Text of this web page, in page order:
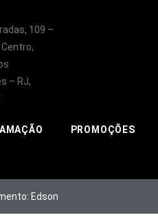
109 –
– RJ,
PROMOÇÕES
Edson